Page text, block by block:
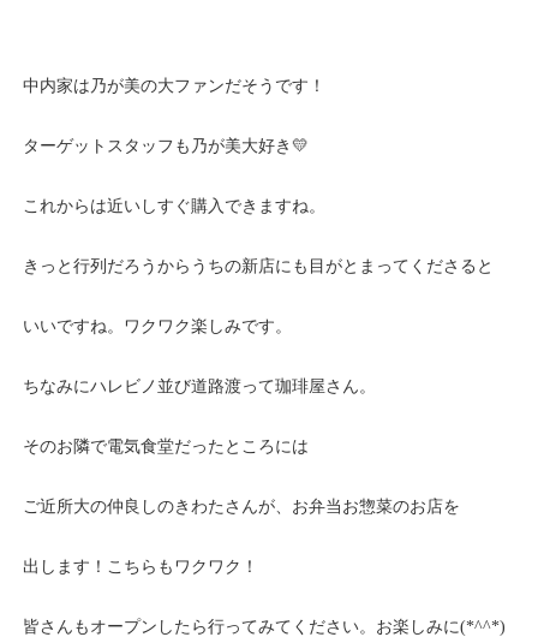
中内家は乃が美の大ファンだそうです！
ターゲットスタッフも乃が美大好き💛
これからは近いしすぐ購入できますね。
きっと行列だろうからうちの新店にも目がとまってくださると
いいですね。ワクワク楽しみです。
ちなみにハレビノ並び道路渡って珈琲屋さん。
そのお隣で電気食堂だったところには
ご近所大の仲良しのきわたさんが、お弁当お惣菜のお店を
出します！こちらもワクワク！
皆さんもオープンしたら行ってみてください。お楽しみに(*^^*)